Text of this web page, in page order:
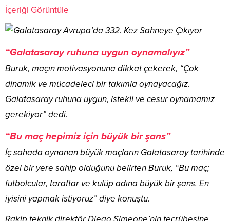
İçeriği Görüntüle
“Galatasaray ruhuna uygun oynamalıyız”
Buruk, maçın motivasyonuna dikkat çekerek, “Çok
dinamik ve mücadeleci bir takımla oynayacağız.
Galatasaray ruhuna uygun, istekli ve cesur oynamamız
gerekiyor” dedi.
“Bu maç hepimiz için büyük bir şans”
İç sahada oynanan büyük maçların Galatasaray tarihinde
özel bir yere sahip olduğunu belirten Buruk, “Bu maç;
futbolcular, taraftar ve kulüp adına büyük bir şans. En
iyisini yapmak istiyoruz” diye konuştu.